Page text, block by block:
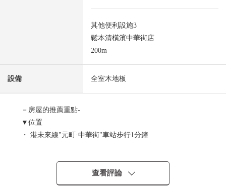
其他便利設施3
鬆本清橫濱中華街店
200m
設備 全室木地板
－房屋的推薦重點-
▼位置
・ 港未來線"元町·中華街"車站步行1分鐘
・ 到港未來線"元町·中華街"車站平坦的路程
▼房間的特徴
查看評論